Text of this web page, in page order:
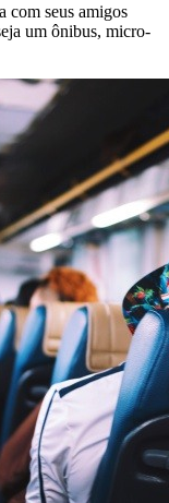
com seus amigos
um ônibus, micro-